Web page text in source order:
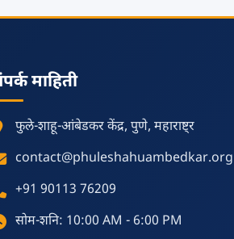
माहिती
फुले-शाहू-आंबेडकर केंद्र, पुणे, महाराष्ट्र
contact@phuleshahuambedkar.org
+91 90113 76209
सोम-शनि: 10:00 AM - 6:00 PM